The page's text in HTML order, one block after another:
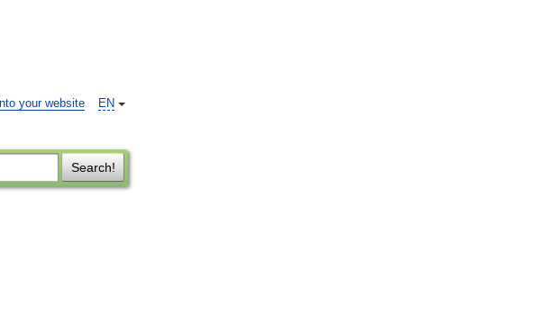
EN
your website
Search!